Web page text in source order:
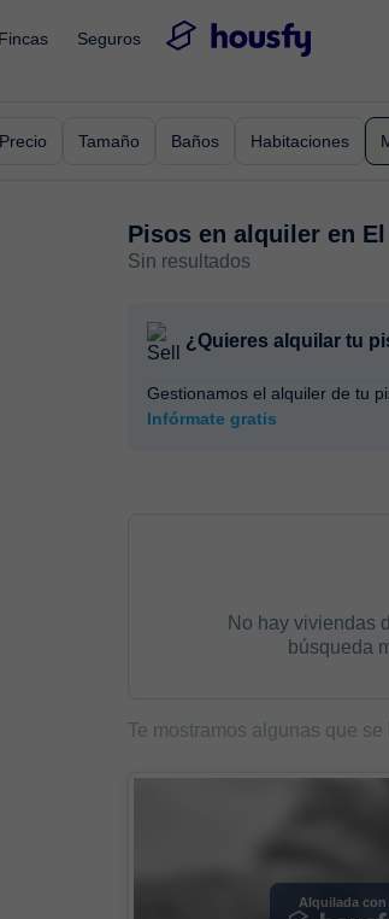
Fincas Seguros
Precio Tamaño Baños Habitaciones
Pisos en alquiler en
Sin resultados
¿Quieres alquilar tu
Gestionamos el alquiler de tu
Infórmate gratis
No hay viviendas
búsqueda
Te mostramos algunas que
Alquilada con